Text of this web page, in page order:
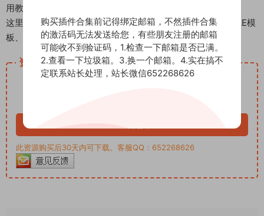
用教学……
这里是后期屋资源站，欢迎您来后期屋下载影视后期资源（AE模
板、PR模板、音视频频素材各种插件等）
资源下载
12
此资源购买后30天内可下载。客服QQ：652268626
购买插件合集前记得绑定邮箱，不然插件合集
的激活码无法发送给您，有些朋友注册的邮箱
可能收不到验证码，1.检查一下邮箱是否已满。
2.查看一下垃圾箱。3.换一个邮箱。4.实在搞不
定联系站长处理，站长微信652268626